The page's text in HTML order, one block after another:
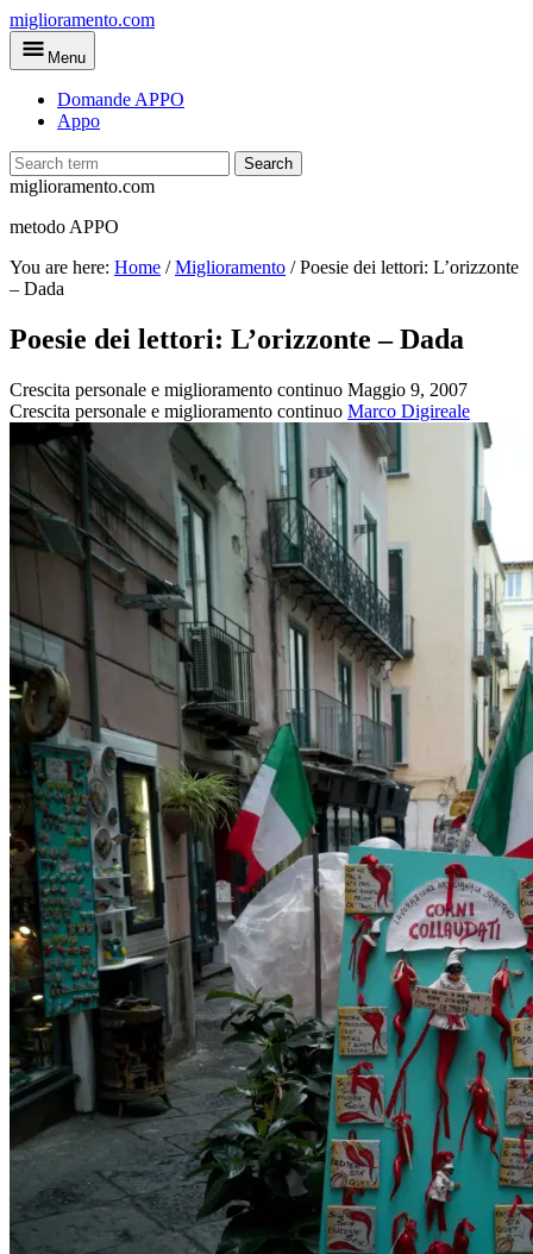
Skip
to
main
miglioramento.com
Menu
Domande APPO
Appo
Search
miglioramento.com
metodo APPO
You are here: Home /Miglioramento /Poesie dei lettori: L’orizzonte
– Dada
Poesie dei lettori: L’orizzonte – Dada
Crescita personale e miglioramento continuo Maggio 9, 2007
Crescita personale e miglioramento continuo Marco Digireale